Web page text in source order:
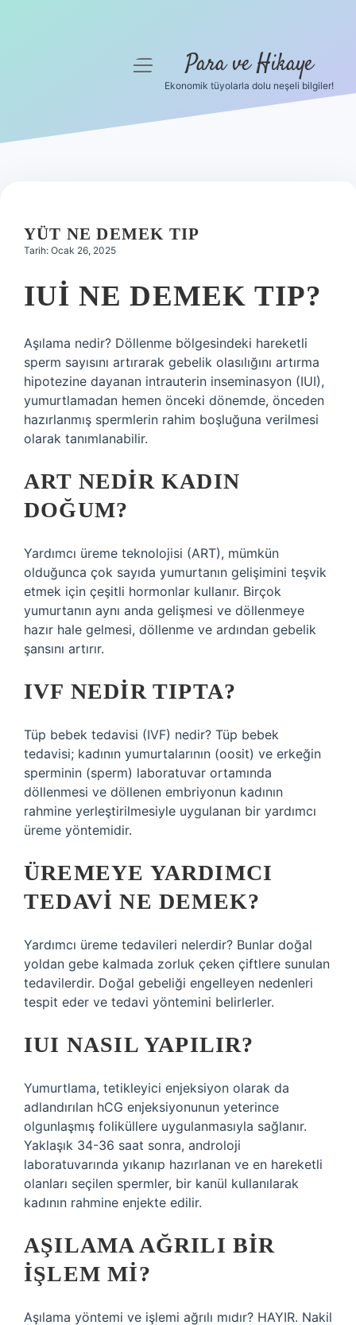
Hakkımızda
menüyü
Para ve Hikaye
Ekonomik tüyolarla dolu neşeli bilgiler!
YÜT NE DEMEK TIP
Tarih: Ocak 26, 2025
IUI NE DEMEK TIP?
Aşılama nedir? Döllenme bölgesindeki hareketli
sperm sayısını artırarak gebelik olasılığını artırma
hipotezine dayanan intrauterin inseminasyon (IUI),
yumurtlamadan hemen önceki dönemde, önceden
hazırlanmış spermlerin rahim boşluğuna verilmesi
olarak tanımlanabilir.
ART NEDIR KADIN
DOĞUM?
Yardımcı üreme teknolojisi (ART), mümkün
olduğunca çok sayıda yumurtanın gelişimini teşvik
etmek için çeşitli hormonlar kullanır. Birçok
yumurtanın aynı anda gelişmesi ve döllenmeye
hazır hale gelmesi, döllenme ve ardından gebelik
şansını artırır.
IVF NEDIR TIPTA?
Tüp bebek tedavisi (IVF) nedir? Tüp bebek
tedavisi; kadının yumurtalarının (oosit) ve erkeğin
sperminin (sperm) laboratuvar ortamında
döllenmesi ve döllenen embriyonun kadının
rahmine yerleştirilmesiyle uygulanan bir yardımcı
üreme yöntemidir.
ÜREMEYE YARDIMCI
TEDAVI NE DEMEK?
Yardımcı üreme tedavileri nelerdir? Bunlar doğal
yoldan gebe kalmada zorluk çeken çiftlere sunulan
tedavilerdir. Doğal gebeliği engelleyen nedenleri
tespit eder ve tedavi yöntemini belirlerler.
IUI NASIL YAPILIR?
Yumurtlama, tetikleyici enjeksiyon olarak da
adlandırılan hCG enjeksiyonunun yeterince
olgunlaşmış foliküllere uygulanmasıyla sağlanır.
Yaklaşık 34-36 saat sonra, androloji
laboratuvarında yıkanıp hazırlanan ve en hareketli
olanları seçilen spermler, bir kanül kullanılarak
kadının rahmine enjekte edilir.
AŞILAMA AĞRILI BIR
IŞLEM MI?
Aşılama yöntemi ve işlemi ağrılı mıdır? HAYIR. Nakil